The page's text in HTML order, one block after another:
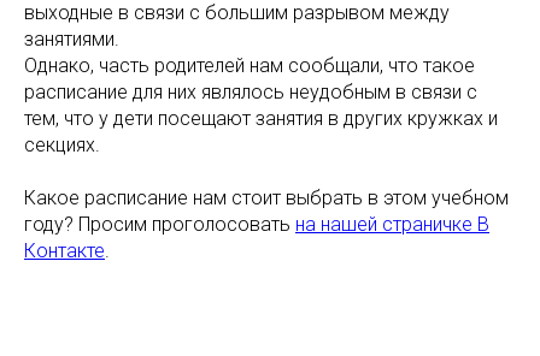
выходные в связи с большим разрывом между
занятиями.
Однако, часть родителей нам сообщали, что такое
расписание для них являлось неудобным в связи с
тем, что у дети посещают занятия в других кружках и
секциях.
Какое расписание нам стоит выбрать в этом учебном
году? Просим проголосовать на нашей страничке В
Контакте.